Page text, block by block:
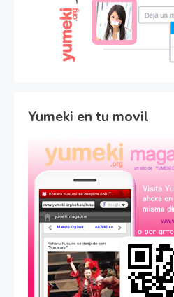
Yumeki en tu movil